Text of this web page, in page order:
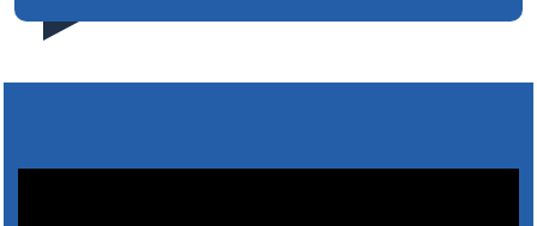
5. augusta 2026 08:41